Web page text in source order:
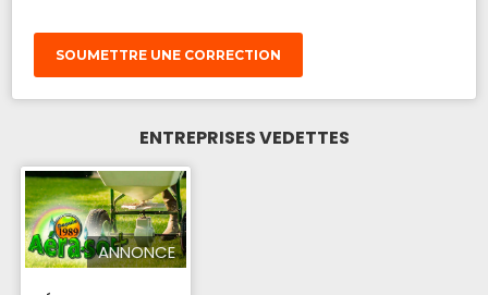
SOUMETTRE UNE CORRECTION
ENTREPRISES VEDETTES
ANNONCE